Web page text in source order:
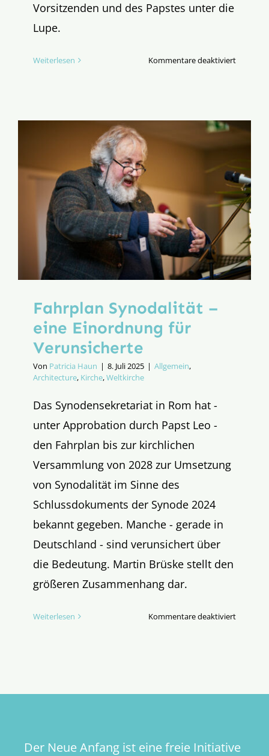
Vorsitzenden und des Papstes unter die
Lupe.
Weiterlesen Kommentare deaktiviertfür
kein
Fahrplan Synodalität –
eine Einordnung für
Verunsicherte
Von Patricia Haun | 8. Juli 2025 | Allgemein,
Architecture, Kirche,Weltkirche
Das Synodensekretariat in Rom hat -
unter Approbation durch Papst Leo -
den Fahrplan bis zur kirchlichen
Versammlung von 2028 zur Umsetzung
von Synodalität im Sinne des
Schlussdokuments der Synode 2024
bekannt gegeben. Manche - gerade in
Deutschland - sind verunsichert über
die Bedeutung. Martin Brüske stellt den
größeren Zusammenhang dar.
Weiterlesen Kommentare deaktiviertfür
Der Neue Anfang ist eine freie Initiative